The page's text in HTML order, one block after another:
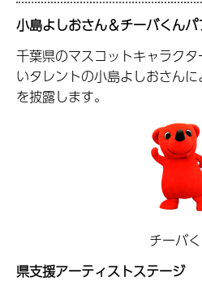
小島よしおさん＆チーバくん
千葉県のマスコットキャラク
いタレントの小島よしおさん
を披露します。
チーバ
県支援アーティストステージ